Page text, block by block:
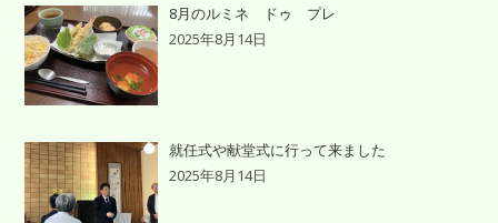
8月のルミネ ドゥ プレ
2025年8月14日
就任式や献堂式に行って来ました
2025年8月14日